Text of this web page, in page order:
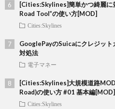
[Cities:Skylines]簡単かつ綺麗に
Road Tool”の使い方[MOD]
Cities:Skylines
GooglePayのSuicaにクレジット
対処法
電子マネー
[Cities:Skylines]大規模道路
Road)の使い方 #01 基本編[MOD]
Cities:Skylines